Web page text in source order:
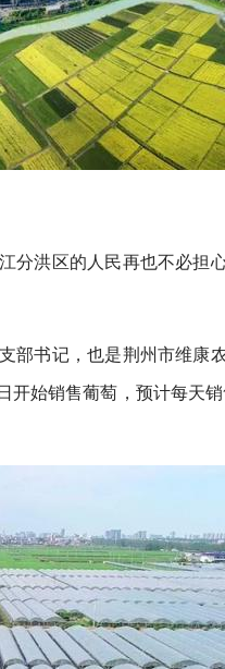
分洪区的人民再也不必担
书记，也是荆州市维康
开始销售葡萄，预计每天